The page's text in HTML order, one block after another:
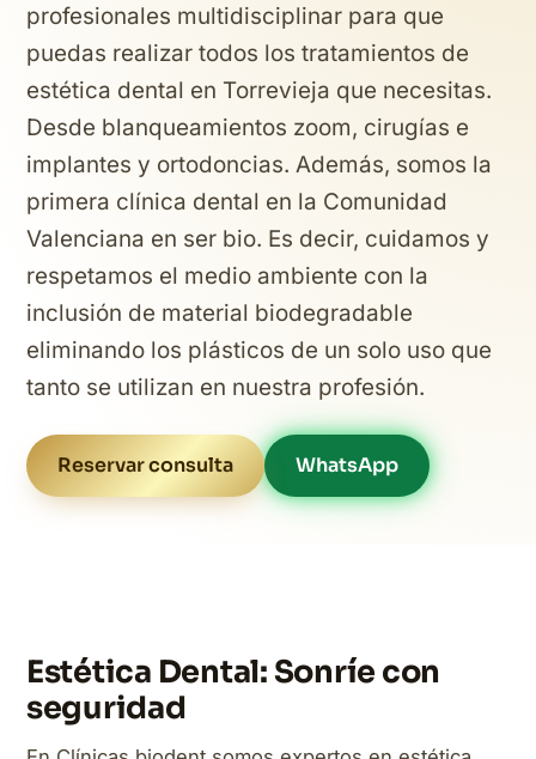
profesionales multidisciplinar para que
puedas realizar todos los tratamientos de
estética dental en Torrevieja que necesitas.
Desde blanqueamientos zoom, cirugías e
implantes y ortodoncias. Además, somos la
primera clínica dental en la Comunidad
Valenciana en ser bio. Es decir, cuidamos y
respetamos el medio ambiente con la
inclusión de material biodegradable
eliminando los plásticos de un solo uso que
tanto se utilizan en nuestra profesión.
Reservar consulta WhatsApp
Estética Dental: Sonríe con
seguridad